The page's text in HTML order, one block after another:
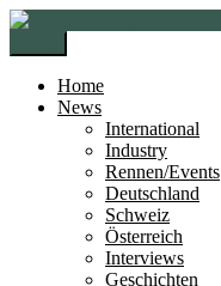
Zur
Navigation
springen
Zum
springen
Home
News
International
Industry
Rennen/Events
Deutschland
Schweiz
Österreich
Interviews
Geschichten